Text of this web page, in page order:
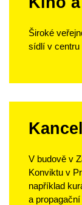
Široké
sídlí v centru
V budově v
Konviktu v
například
a